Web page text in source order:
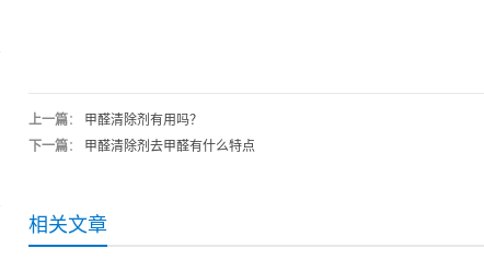
上一篇： 甲醛清除剂有用吗？
下一篇： 甲醛清除剂去甲醛有什么特点
相关文章